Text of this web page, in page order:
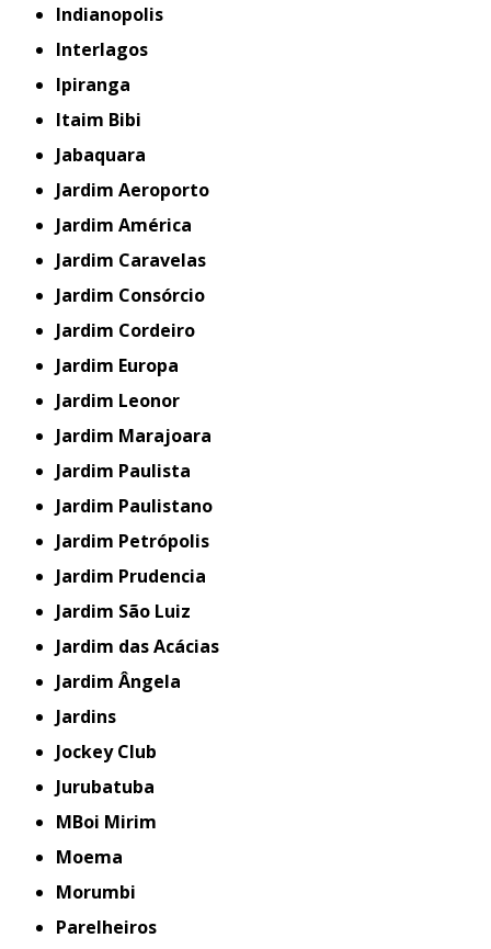
Indianopolis
Interlagos
Ipiranga
Itaim Bibi
Jabaquara
Jardim Aeroporto
Jardim América
Jardim Caravelas
Jardim Consórcio
Jardim Cordeiro
Jardim Europa
Jardim Leonor
Jardim Marajoara
Jardim Paulista
Jardim Paulistano
Jardim Petrópolis
Jardim Prudencia
Jardim São Luiz
Jardim das Acácias
Jardim Ângela
Jardins
Jockey Club
Jurubatuba
MBoi Mirim
Moema
Morumbi
Parelheiros